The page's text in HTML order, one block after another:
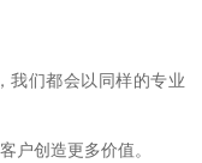
我们都会以同样的专业
户创造更多价值。